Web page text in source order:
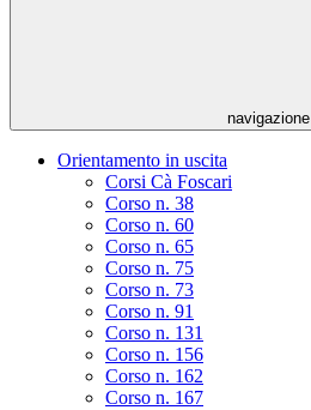
navigazione
Orientamento in uscita
Corsi Cà Foscari
Corso n. 38
Corso n. 60
Corso n. 65
Corso n. 75
Corso n. 73
Corso n. 91
Corso n. 131
Corso n. 156
Corso n. 162
Corso n. 167